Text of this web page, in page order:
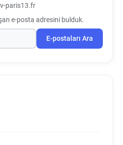
paris13.fr
e-posta adresini bulduk.
E-postaları Ara